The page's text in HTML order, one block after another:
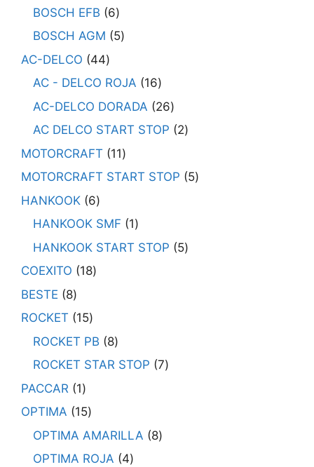
BOSCH EFB
6
BOSCH AGM
5
AC-DELCO
44
AC - DELCO ROJA
16
AC-DELCO DORADA
26
AC DELCO START STOP
2
MOTORCRAFT
11
MOTORCRAFT START STOP
5
HANKOOK 6
HANKOOK SMF
1
HANKOOK START STOP
5
COEXITO
18
BESTE
8
ROCKET
15
ROCKET PB
8
ROCKET STAR STOP 7
PACCAR
1
OPTIMA
15
OPTIMA AMARILLA
8
OPTIMA ROJA
4